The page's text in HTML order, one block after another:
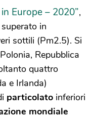
Europe – 2020”,
in
sottili (Pm2.5). Si
Repubblica
quattro
e Irlanda)
particolato inferiori
mondiale